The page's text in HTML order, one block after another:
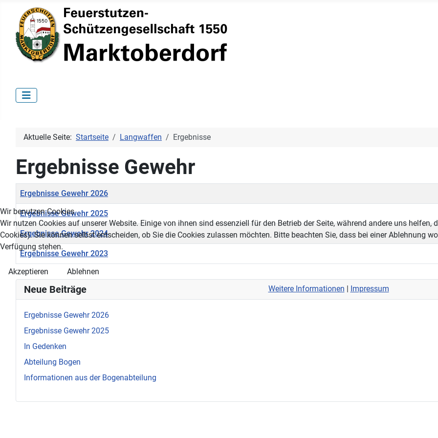
Neue Beiträge
Ergebnisse Gewehr 2026
Ergebnisse Gewehr 2025
In Gedenken
Abteilung Bogen
Informationen aus der Bogenabteilung
Aktuelle Seite: Startseite Langwaffen Ergebnisse
Ergebnisse Gewehr
Beiträge
Titel
Ergebnisse Gewehr 2026
Ergebnisse Gewehr 2025
Ergebnisse Gewehr 2024
Ergebnisse Gewehr 2023
Wir benutzen Cookies
Wir nutzen Cookies auf unserer Website. Einige von ihnen sind essenziell für den Betrieb der Seite, während andere uns
Cookies). Sie können selbst entscheiden, ob Sie die Cookies zulassen möchten. Bitte beachten Sie, dass bei einer Ablehnung
Verfügung stehen.
Akzeptieren
Ablehnen
Weitere Informationen | Impressum